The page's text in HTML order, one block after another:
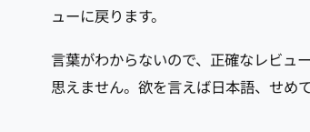
ューに戻ります。
言葉がわからないので、正確なレビュ
思えません。欲を言えば日本語、せめ